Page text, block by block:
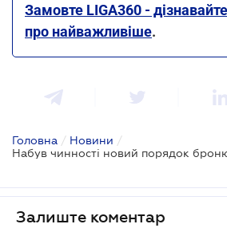
Замовте LIGA360 -
про найважливіше.
Головна / Новини /
Залиште коментар